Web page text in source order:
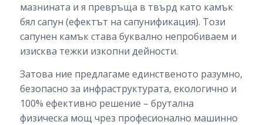
мазнината и я превръща в твърд като камък
бял сапун (ефектът на сапунификация). Този
сапунен камък става буквално непробиваем и
изисква тежки изкопни дейности.
Затова ние предлагаме единственото разумно,
безопасно за инфраструктурата, екологично и
100% ефективно решение – брутална
физическа мощ чрез професионално машинно